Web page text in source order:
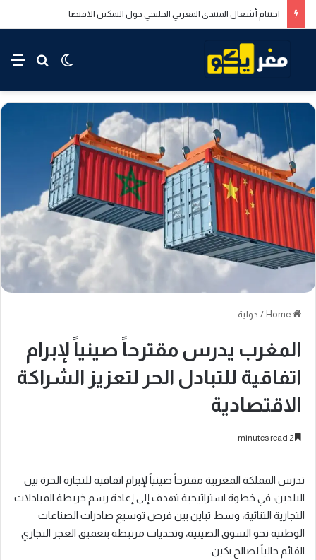
for
Switch skin
/ دولية
المغرب يدرس مقترحاً صينياً لإبرام
اتفاقية للتبادل الحر لتعزيز الشراكة
الاقتصادية
تدرس المملكة المغربية مقترحاً صينياً لإبرام اتفاقية للتجارة الحرة بين
البلدين، في خطوة استراتيجية تهدف إلى إعادة رسم خريطة المبادلات
التجارية الثنائية، وسط تباين بين فرص توسيع صادرات الصناعات
الوطنية نحو السوق الصينية، وتحديات مرتبطة بتعميق العجز التجاري
القائم حالياً لصالح بكين.